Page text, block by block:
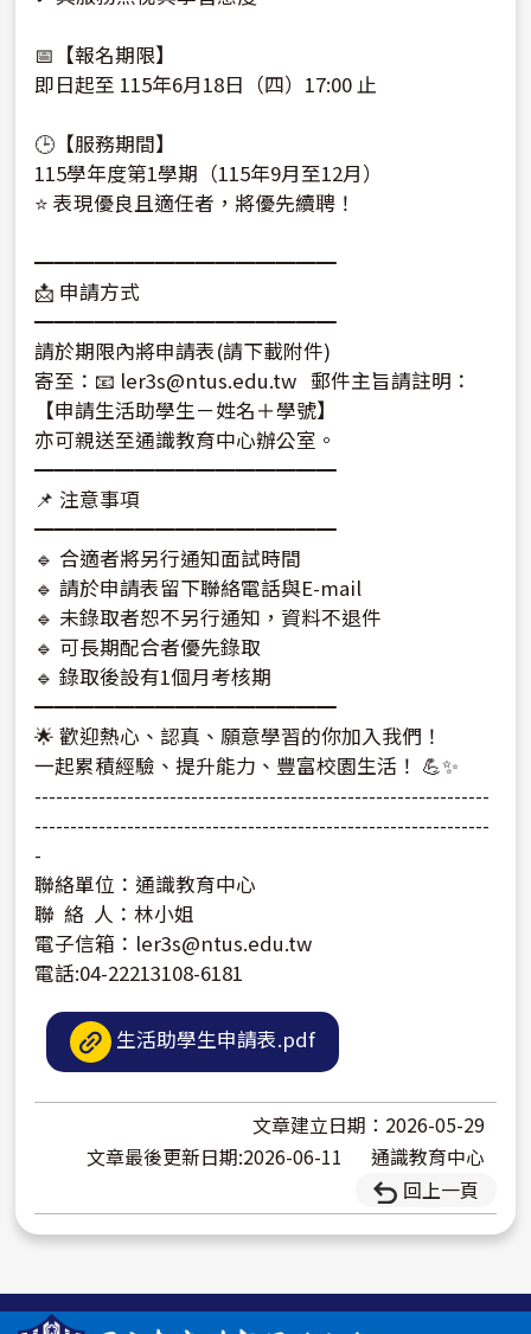
📅【報名期限】
即日起至 115年6月18日（四）17:00 止
🕒【服務期間】
115學年度第1學期（115年9月至12月）
⭐ 表現優良且適任者，將優先續聘！
━━━━━━━━━━━━━━━
📩 申請方式
━━━━━━━━━━━━━━━
請於期限內將申請表(請下載附件)
寄至：📧 ler3s@ntus.edu.tw 郵件主旨請註明：
【申請生活助學生－姓名＋學號】
亦可親送至通識教育中心辦公室。
━━━━━━━━━━━━━━━
📌 注意事項
━━━━━━━━━━━━━━━
🔹 合適者將另行通知面試時間
🔹 請於申請表留下聯絡電話與E-mail
🔹 未錄取者恕不另行通知，資料不退件
🔹 可長期配合者優先錄取
🔹 錄取後設有1個月考核期
━━━━━━━━━━━━━━━
🌟 歡迎熱心、認真、願意學習的你加入我們！
一起累積經驗、提升能力、豐富校園生活！ 💪✨
----------------------------------------------------------------
----------------------------------------------------------------
-
聯絡單位：通識教育中心
聯 絡 人：林小姐
電子信箱：ler3s@ntus.edu.tw
電話:04-22213108-6181
生活助學生申請表.pdf
文章建立日期：2026-05-29
文章最後更新日期:2026-06-11
通識教育中心
回上一頁